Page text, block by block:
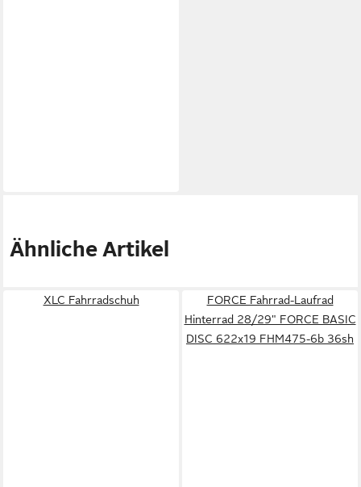
Ähnliche Artikel
XLC Fahrradschuh
FORCE Fahrrad-Laufrad
Hinterrad 28/29" FORCE BASIC
DISC 622x19 FHM475-6b 36sh